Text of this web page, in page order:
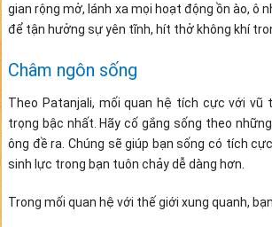
gian rộng mở, lánh xa mọi hoạt động ồn ào, ô
để tận hưởng sự yên tĩnh, hít thở không khí
Châm ngôn sống
Theo Patanjali, mối quan hệ tích cực với vũ
trọng bậc nhất. Hãy cố gắng sống theo
ông đề ra. Chúng sẽ giúp bạn sống có tích
sinh lực trong bạn tuôn chảy dễ dàng hơn.
Trong mối quan hệ với thế giới xung quanh,